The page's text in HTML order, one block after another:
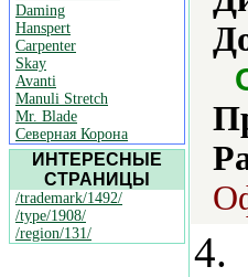
Daming
Hanspert
Carpenter
Skay
Avanti
Manuli Stretch
Mr. Blade
Северная Корона
ИНТЕРЕСНЫЕ
СТРАНИЦЫ
/trademark/1492/
/type/1908/
/region/131/
4.